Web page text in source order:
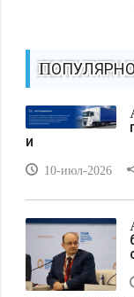
и
10-июл-2026